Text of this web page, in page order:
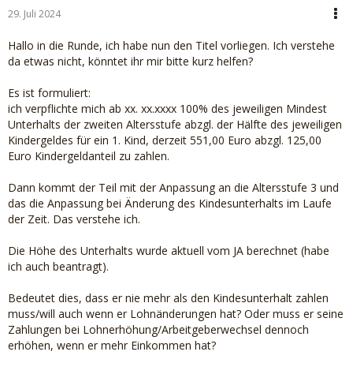
29. Juli 2024
Hallo in die Runde, ich habe nun den Titel vorliegen. Ich verstehe
da etwas nicht, könntet ihr mir bitte kurz helfen?
Es ist formuliert:
ich verpflichte mich ab xx. xx.xxxx 100% des jeweiligen Mindest
Unterhalts der zweiten Altersstufe abzgl. der Hälfte des jeweiligen
Kindergeldes für ein 1. Kind, derzeit 551,00 Euro abzgl. 125,00
Euro Kindergeldanteil zu zahlen.
Dann kommt der Teil mit der Anpassung an die Altersstufe 3 und
das die Anpassung bei Änderung des Kindesunterhalts im Laufe
der Zeit. Das verstehe ich.
Die Höhe des Unterhalts wurde aktuell vom JA berechnet (habe
ich auch beantragt).
Bedeutet dies, dass er nie mehr als den Kindesunterhalt zahlen
muss/will auch wenn er Lohnänderungen hat? Oder muss er seine
Zahlungen bei Lohnerhöhung/Arbeitgeberwechsel dennoch
erhöhen, wenn er mehr Einkommen hat?